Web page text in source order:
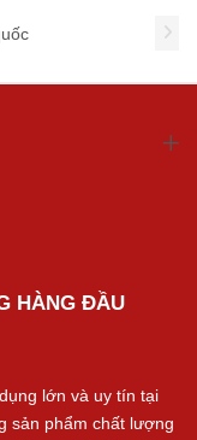
HÀNG ĐẦU
lớn và uy tín tại
sản phẩm chất lượng